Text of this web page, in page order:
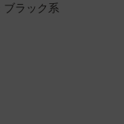
ブラック系